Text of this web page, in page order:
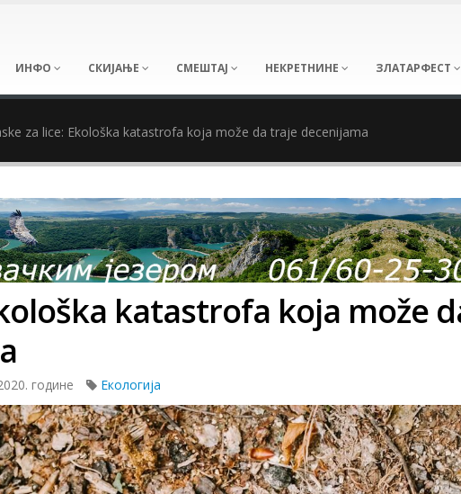
ИНФО СКИЈАЊЕ СМЕШТАЈ НЕКРЕТНИНЕ ЗЛАТАРФЕСТ
za lice: Ekološka katastrofa koja može da traje decenijama
katastrofa koja može
године Екологија